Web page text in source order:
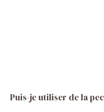
Puis-je utiliser de la